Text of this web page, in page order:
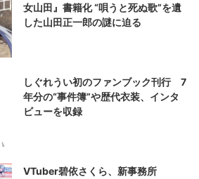
女山田』書籍化 “唄うと死ぬ歌”を遺
した山田正一郎の謎に迫る
しぐれうい初のファンブック刊行 7
年分の“事件簿”や歴代衣装、インタ
ビューを収録
VTuber碧依さくら、新事務所